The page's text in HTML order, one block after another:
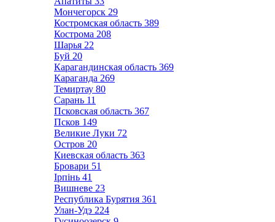
Мончегорск 29
Костромская область 389
Кострома 208
Шарья 22
Буй 20
Карагандинская область 369
Караганда 269
Темиртау 80
Сарань 11
Псковская область 367
Псков 149
Великие Луки 72
Остров 20
Киевская область 363
Бровари 51
Ірпінь 41
Вишневе 23
Республика Бурятия 361
Улан-Удэ 224